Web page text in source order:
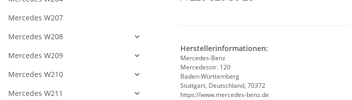
Herstellerinformationen:
Mercedes-Benz
Mercedesstr. 120
Baden-Württemberg
Stuttgart, Deutschland, 70372
https://www.mercedes-benz.de
Mercedes W207
Mercedes W208
Mercedes W209
Mercedes W210
Mercedes W211